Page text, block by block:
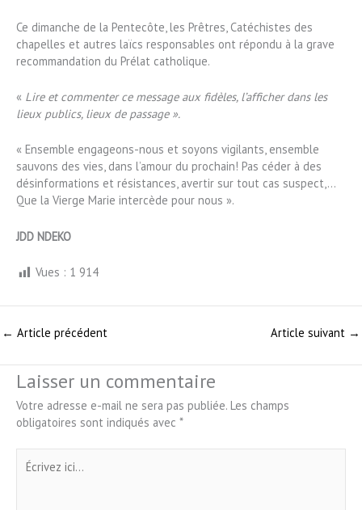
Ce dimanche de la Pentecôte, les Prêtres, Catéchistes des
chapelles et autres laïcs responsables ont répondu à la grave
recommandation du Prélat catholique.
« Lire et commenter ce message aux fidèles, l’afficher dans les
lieux publics, lieux de passage ».
« Ensemble engageons-nous et soyons vigilants, ensemble
sauvons des vies, dans l’amour du prochain! Pas céder à des
désinformations et résistances, avertir sur tout cas suspect,…
Que la Vierge Marie intercède pour nous ».
JDD NDEKO
Vues : 1 914
← Article précédent Article suivant →
Laisser un commentaire
Votre adresse e-mail ne sera pas publiée. Les champs
obligatoires sont indiqués avec *
ici…